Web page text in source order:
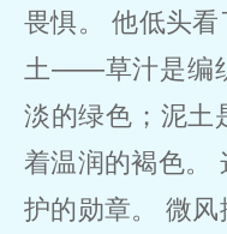
畏惧。 他低头
土——草汁是编
淡的绿色；泥土
着温润的褐色。
护的勋章。 微